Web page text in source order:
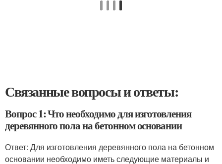
Связанные вопросы и ответы:
Вопрос 1: Что необходимо для изготовления
деревянного пола на бетонном основании
Ответ: Для изготовления деревянного пола на бетонном
основании необходимо иметь следующие материалы и